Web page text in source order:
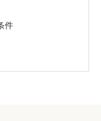
件